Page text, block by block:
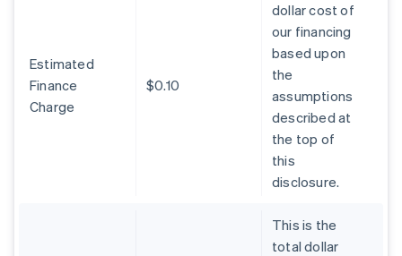
Estimated
Finance
Charge
$0.10
dollar cost of
our financing
based upon
the
assumptions
described at
the top of
this
disclosure.
This is the
total dollar